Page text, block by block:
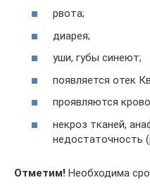
рвота;
диарея;
уши, губы синеют;
появляется отек
проявляются
некроз тканей,
недостаточность
Отметим! Необходима